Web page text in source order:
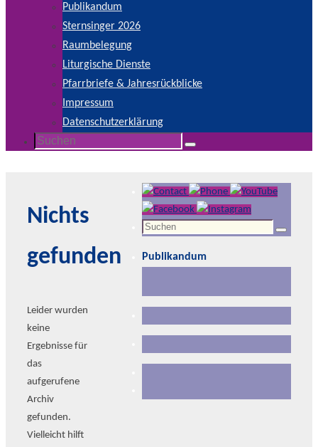
Publikandum
Sternsinger 2026
Raumbelegung
Liturgische Dienste
Pfarrbriefe & Jahresrückblicke
Impressum
Datenschutzerklärung
Suchen
Suchen
Nichts
gefunden
Leider wurden
keine
Ergebnisse für
das
aufgerufene
Archiv
gefunden.
Vielleicht hilft
Suchen
Suchen
Publikandum